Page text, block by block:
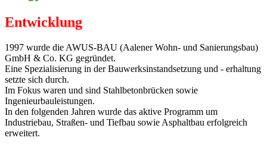
Entwicklung
1997 wurde die AWUS-BAU (Aalener Wohn- und Sanierungsbau)
GmbH & Co. KG gegründet.
Eine Spezialisierung in der Bauwerksinstandsetzung und - erhaltung
setzte sich durch.
Im Fokus waren und sind Stahlbetonbrücken sowie
Ingenieurbauleistungen.
In den folgenden Jahren wurde das aktive Programm um
Industriebau, Straßen- und Tiefbau sowie Asphaltbau erfolgreich
erweitert.